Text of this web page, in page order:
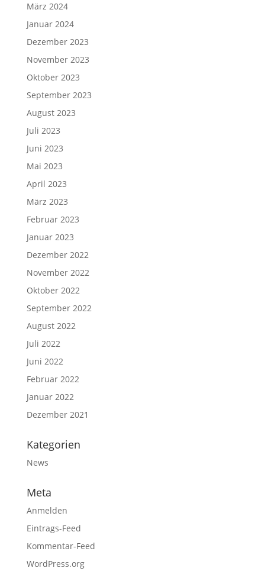
März 2024
Januar 2024
Dezember 2023
November 2023
Oktober 2023
September 2023
August 2023
Juli 2023
Juni 2023
Mai 2023
April 2023
März 2023
Februar 2023
Januar 2023
Dezember 2022
November 2022
Oktober 2022
September 2022
August 2022
Juli 2022
Juni 2022
Februar 2022
Januar 2022
Dezember 2021
Kategorien
News
Meta
Anmelden
Eintrags-Feed
Kommentar-Feed
WordPress.org